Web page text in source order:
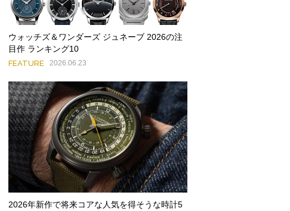
ウォッチズ＆ワンダーズ ジュネーブ 2026の注
目作 ランキング10
FEATURE 2026.06.23
2026年新作で将来コアな人気を得そうな時計5